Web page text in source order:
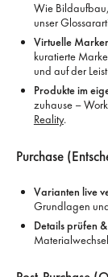
Wie
unser
Virtuelle
kuratierte
und auf der
Produkte im
zuhause –
Reality.
Purchase
Varianten live
Grundlagen
Details prüfen